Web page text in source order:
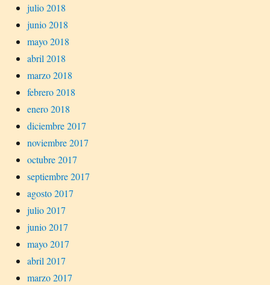
julio 2018
junio 2018
mayo 2018
abril 2018
marzo 2018
febrero 2018
enero 2018
diciembre 2017
noviembre 2017
octubre 2017
septiembre 2017
agosto 2017
julio 2017
junio 2017
mayo 2017
abril 2017
marzo 2017